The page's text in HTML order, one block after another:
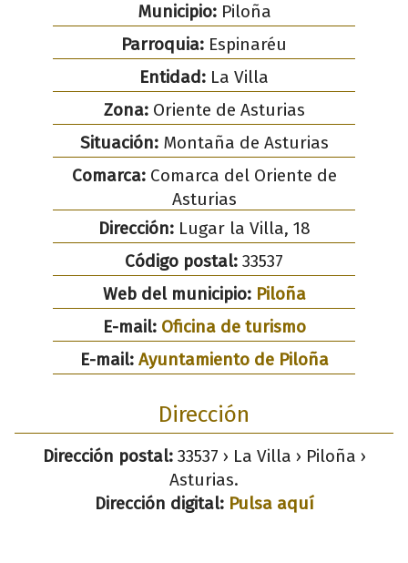
Municipio:Piloña
Parroquia: Espinaréu
Entidad: La Villa
Zona:Oriente de Asturias
Situación:Montaña de Asturias
Comarca:Comarca del Oriente de
Asturias
Dirección:Lugar la Villa, 18
Código postal: 33537
Web del municipio: Piloña
E-mail: Oficina de turismo
E-mail: Ayuntamiento de Piloña
Dirección
Dirección postal:33537 › La Villa › Piloña ›
Asturias.
Dirección digital: Pulsa aquí